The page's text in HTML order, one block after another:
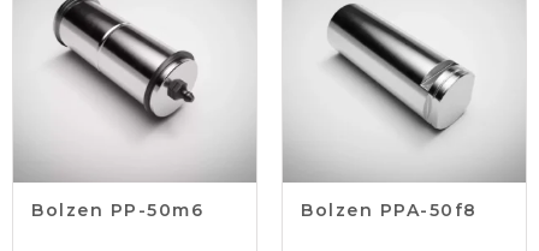
Bolzen PP-50m6 Bolzen PPA-50f8